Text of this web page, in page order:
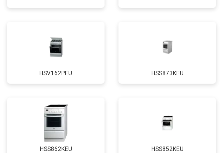
HSV162PEU HSS873KEU
HSS862KEU HSS852KEU